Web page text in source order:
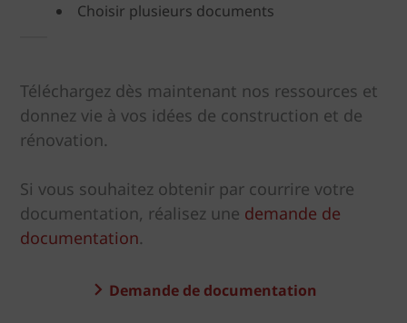
Choisir plusieurs documents
Téléchargez dès maintenant nos ressources et
donnez vie à vos idées de construction et de
rénovation.
Si vous souhaitez obtenir par courrire votre
documentation, réalisez une demande de
documentation.
Demande de documentation